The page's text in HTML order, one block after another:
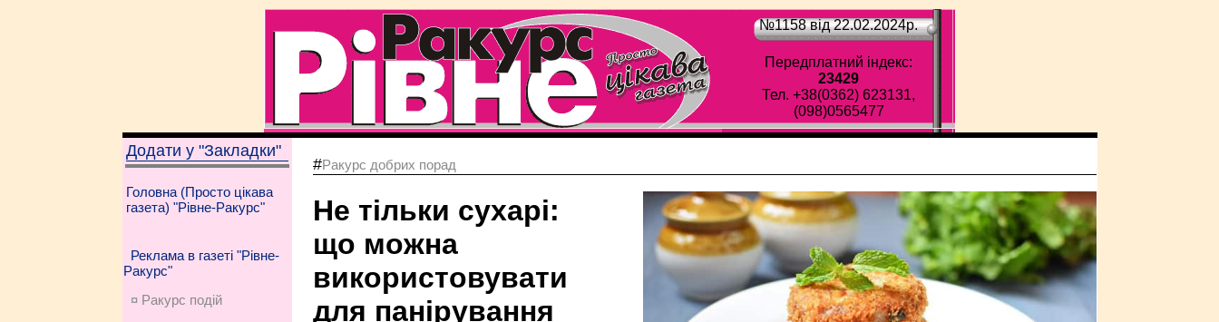
№1158 від 22.02.2024p.
Передплатний індекс:
23429
Тел. +38(0362) 623131,
(098)0565477
Додати у "Закладки"
Головна (Просто цікава
газета) "Рівне-Ракурс"
Реклама в газеті "Рівне-
Ракурс"
¤ Ракурс подій
#Ракурс добрих порад
Не тільки сухарі:
що можна
використовувати
для панірування